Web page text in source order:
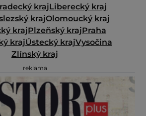
krajLiberecký kraj
krajOlomoucký kraj
krajPlzeňský krajPraha
krajÚstecký krajVysočina
Zlínský kraj
reklama